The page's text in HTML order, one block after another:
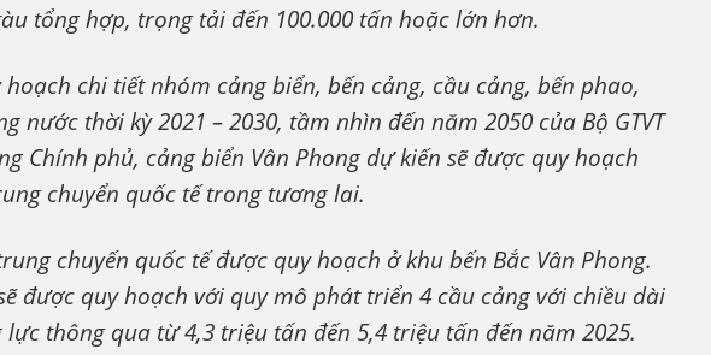
tổng hợp, trọng tải đến 100.000 tấn hoặc lớn hơn.
hoạch chi tiết nhóm cảng biển, bến cảng, cầu cảng, bến phao,
nước thời kỳ 2021 – 2030, tầm nhìn đến năm 2050 của Bộ GTVT
Chính phủ, cảng biển Vân Phong dự kiến sẽ được quy hoạch
chuyển quốc tế trong tương lai.
chuyến quốc tế được quy hoạch ở khu bến Bắc Vân Phong.
được quy hoạch với quy mô phát triển 4 cầu cảng với chiều dài
lực thông qua từ 4,3 triệu tấn đến 5,4 triệu tấn đến năm 2025.